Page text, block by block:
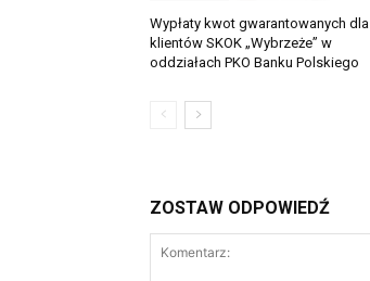
Wypłaty kwot gwarantowanych dla
klientów SKOK „Wybrzeże” w
oddziałach PKO Banku Polskiego
ZOSTAW ODPOWIEDŹ